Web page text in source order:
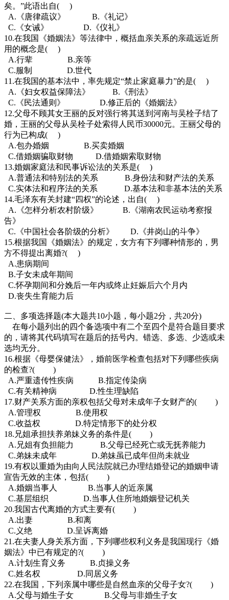
矣。”此语出自( )
A.《唐律疏议》 B.《礼记》
C.《女诫》 D.《仪礼》
10.在我国《婚姻法》等法律中，概括血亲关系的亲疏远近所
用的概念是( )
A.行辈 B.亲等
C.服制 D.世代
11.在我国的基本法中，率先规定“禁止家庭暴力”的是( )
A.《妇女权益保障法》 B.《刑法》
C.《民法通则》 D.修正后的《婚姻法》
12.父母不顾其女王丽的反对强行将其送到河南与吴栓子结了
婚，王丽的父母从吴栓子处索得人民币30000元。王丽父母的
行为已构成( )
A.包办婚姻 B.买卖婚姻
C.借婚姻骗取财物 D.借婚姻索取财物
13.婚姻家庭法和民事诉讼法的关系是( )
A.普通法和特别法的关系 B.身份法和财产法的关系
C.实体法和程序法的关系 D.基本法和非基本法的关系
14.毛泽东有关封建“四权”的论述，出自( )
A.《怎样分析农村阶级》 B.《湖南农民运动考察报
告》
C.《中国社会各阶级的分析》 D.《井岗山的斗争》
15.根据我国《婚姻法》的规定，女方有下列哪种情形的，男
方不得提出离婚?( )
A.患病期间
B.子女未成年期间
C.怀孕期间和分娩后一年内或终止妊娠后六个月内
D.丧失生育能力后
二、多项选择题(本大题共10小题，每小题2分，共20分)
在每小题列出的四个备选项中有二个至四个是符合题目要求
的，请将其代码填写在题后的括号内。错选、多选、少选或未
选均无分。
16.根据《母婴保健法》，婚前医学检查包括对下列哪些疾病
的检查?( )
A.严重遗传性疾病 B.指定传染病
C.有关精神病 D.性生理缺陷
17.财产关系方面的亲权包括父母对未成年子女财产的( )
A.管理权 B.使用权
C.收益权 D.特定情形下的处分权
18.兄姐承担扶养弟妹义务的条件是( )
A.兄姐有负担能力 B.父母已经死亡或无抚养能力
C.弟妹未成年 D.弟妹虽已成年但尚未就业
19.有权以重婚为由向人民法院就已办理结婚登记的婚姻申请
宣告无效的主体，包括( )
A.婚姻当事人 B.当事人的近亲属
C.基层组织 D.当事人住所地婚姻登记机关
20.我国古代离婚的方式主要有( )
A.出妻 B.和离
C.义绝 D.呈诉离婚
21.在夫妻人身关系方面，下列哪些权利义务是我国现行《婚
姻法》中已有规定的?( )
A.计划生育义务 B.贞操义务
C.姓名权 D.同居义务
22.在我国，下列亲属中哪些是自然血亲的父母子女?( )
A.父母与婚生子女 B.父母与非婚生子女